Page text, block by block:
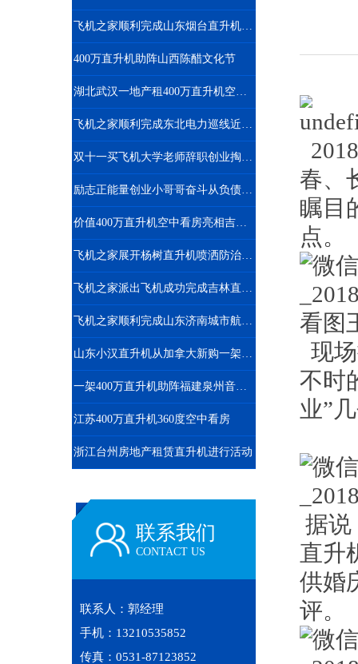
飞机之家顺利完成山东烟台直升机航测
400万直升机助阵山西陈醋文化节
湖北武汉一地产租400万直升机空中看房
飞机之家顺利完成东北电力巡线近100小时作业
双十一买飞机大学老师辞职创业掏300万网上订购直升机
励志正能量创业小哥哥奋斗从负债170万到8架直升机
价值400万直升机空中看房亮相吉林通化一楼盘
飞机之家展开杨树直升机喷洒防治杨小舟蛾
飞机之家派出飞机成功完成吉林直升机航测
飞机之家顺利完成山东济南城市航空测绘
山东小汉直升机从加拿大新购一架二手罗宾逊R44直升飞机
一架400万直升机助阵福建泉州音乐节
江苏400万直升机360度空中看房
浙江台州房地产租赁直升机进行活动
联系我们
CONTACT US
联系人：郭经理
手机：13210535852
传真：0531-87123852
春、
瞩目
点。
现
不时
业”
据说
直升
供婚
评。